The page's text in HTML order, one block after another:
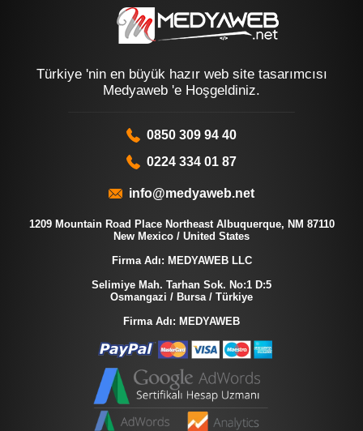
Türkiye 'nin en büyük hazır web site tasarımcısı
Medyaweb 'e Hoşgeldiniz.
0850 309 94 40
0224 334 01 87
info@medyaweb.net
1209 Mountain Road Place Northeast Albuquerque, NM 87110
New Mexico / United States
Firma Adı: MEDYAWEB LLC
Selimiye Mah. Tarhan Sok. No:1 D:5
Osmangazi / Bursa / Türkiye
Firma Adı: MEDYAWEB